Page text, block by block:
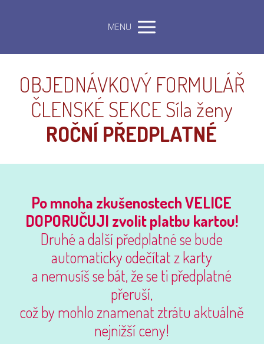
MENU
OBJEDNÁVKOVÝ FORMULÁŘ
ČLENSKÉ SEKCE Síla ženy
ROČNÍ PŘEDPLATNÉ
Po mnoha zkušenostech VELICE
DOPORUČUJI zvolit platbu kartou!
Druhé a další předplatné se bude
automaticky odečítat z karty
a nemusíš se bát, že se ti předplatné
přeruší,
což by mohlo znamenat ztrátu aktuálně
nejnižší ceny!